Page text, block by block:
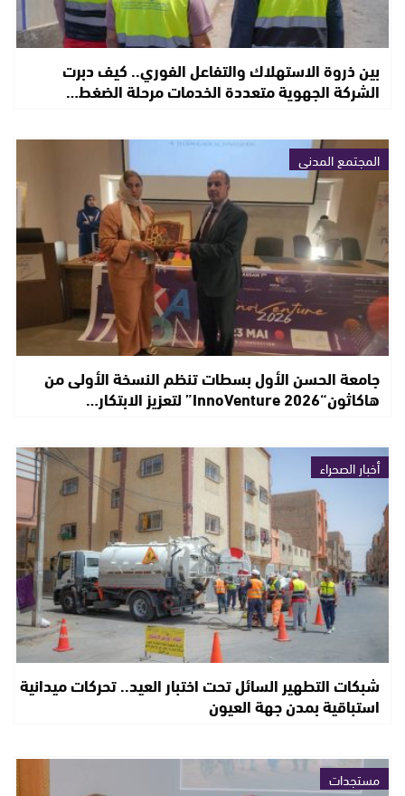
بين ذروة الاستهلاك والتفاعل الفوري.. كيف دبرت
الشركة الجهوية متعددة الخدمات مرحلة الضغط…
المجتمع المدني
جامعة الحسن الأول بسطات تنظم النسخة الأولى من
هاكاثون“InnoVenture 2026” لتعزيز الابتكار…
أخبار الصحراء
شبكات التطهير السائل تحت اختبار العيد.. تحركات ميدانية
استباقية بمدن جهة العيون
مستجدات